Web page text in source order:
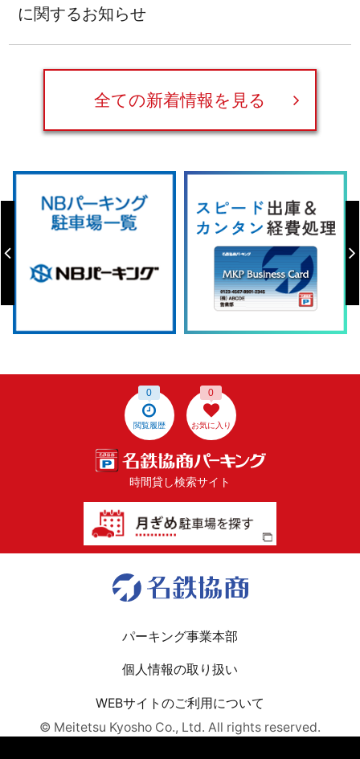
に関するお知らせ
全ての新着情報を見る
閲覧履歴
0
お気に入り
0
時間貸し検索サイト
パーキング事業本部
個人情報の取り扱い
WEBサイトのご利用について
© Meitetsu Kyosho Co., Ltd. All rights reserved.